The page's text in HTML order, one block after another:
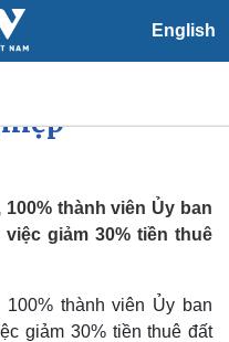
English
hội
Tin 24h
Dấu ấn VOV
Việc làm
để 'khoan
thành viên Ủy ban
giảm 30% tiền thuê
thành viên Ủy ban
giảm 30% tiền thuê đất